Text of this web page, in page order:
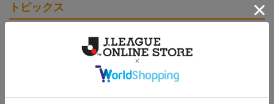
トピックス
クラウドファンディング！みんなで紡ぐ～愛媛ＦＣ
サンパークプロジェクト～
愛媛